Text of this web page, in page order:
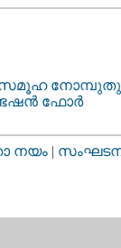
സമൂഹ
ഫോർ
നയം |